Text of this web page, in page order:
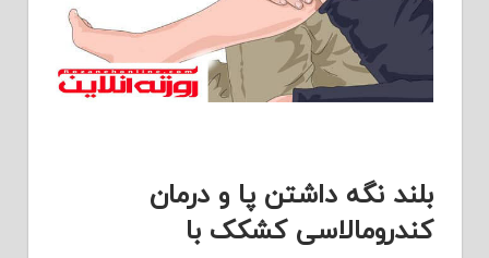
بلند نگه داشتن پا و درمان
کندرومالاسی کشکک با